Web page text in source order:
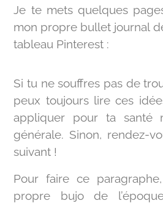
Je te mets quelques
mon propre bullet journal
tableau Pinterest :
Si tu ne souffres pas de
peux toujours lire ces
appliquer pour ta santé
générale. Sinon, rendez-
suivant !
Pour faire ce
propre bujo de